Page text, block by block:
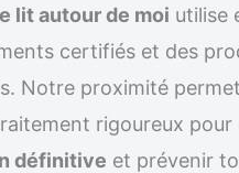
lit autour de moi utilise
certifiés et des
Notre proximité
rigoureux pour
définitive et prévenir